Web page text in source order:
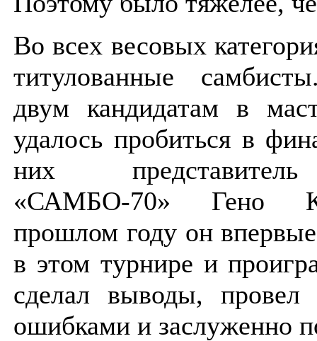
Во всех весовых
титулованные
двум кандидатам в
удалось пробиться в
них
«САМБО-70» Гено
прошлом году он
в этом турнире и
сделал выводы, провел
ошибками и заслуженно